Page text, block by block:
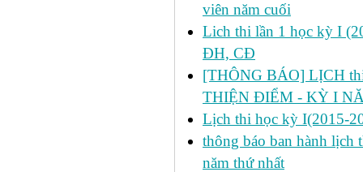
viên năm cuối
Lich thi lần 1 học kỳ I
ĐH, CĐ
[THÔNG BÁO] LỊCH
THIỆN ĐIỂM - KỲ I
Lịch thi học kỳ I(2015-
thông báo ban hành
năm thứ nhất